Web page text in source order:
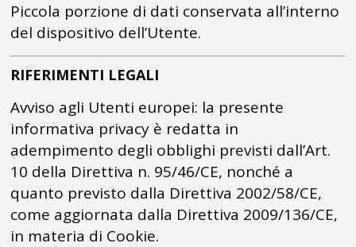
Piccola porzione di dati conservata all’interno
del dispositivo dell’Utente.
RIFERIMENTI LEGALI
Avviso agli Utenti europei: la presente
informativa privacy è redatta in
adempimento degli obblighi previsti dall’Art.
10 della Direttiva n. 95/46/CE, nonché a
quanto previsto dalla Direttiva 2002/58/CE,
come aggiornata dalla Direttiva 2009/136/CE,
in materia di Cookie.